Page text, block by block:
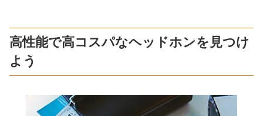
高性能で高コスパなヘッドホンを見つけ
よう